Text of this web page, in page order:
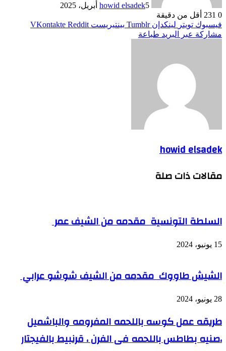
howid elsadek5 أبريل، 2025
0
أقل من دقيقة
فيسبوك تويتر لينكدإن بينتيريست
مشاركة عبر البريد طباعة
howid elsadek
مقالات ذات صلة
السلطة التونسية مقدمه من الشيف عمر
15 يونيو، 2024
الشيش طاووك مقدمه من الشيف شوشو عرابي
28 يونيو، 2024
طريقه عمل كوسه باللحمه المفرومه والباشميل
،صنيه بطاطس باللحمه فى الفرن ، قرنبيط بالفيجتار